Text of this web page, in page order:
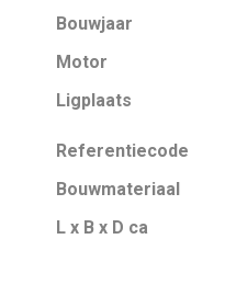
Bouwjaar
Motor
Ligplaats
Referentiecode
Bouwmateriaal
L x B x D ca